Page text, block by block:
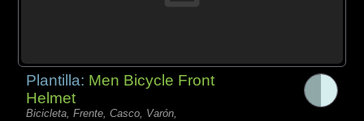
Plantilla: Men Bicycle Front
Helmet
Bicicleta, Frente, Casco, Varón,